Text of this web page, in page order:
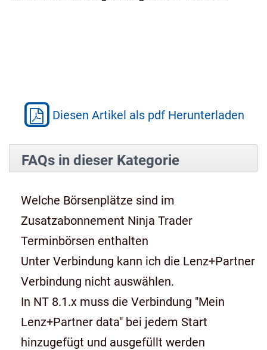
Diesen Artikel als pdf Herunterladen
FAQs in dieser Kategorie
Welche Börsenplätze sind im
Zusatzabonnement Ninja Trader
Terminbörsen enthalten
Unter Verbindung kann ich die Lenz+Partner
Verbindung nicht auswählen.
In NT 8.1.x muss die Verbindung "Mein
Lenz+Partner data" bei jedem Start
hinzugefügt und ausgefüllt werden